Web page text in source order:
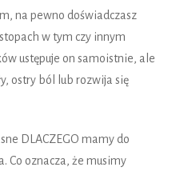
na pewno doświadczasz
w tym czy innym
ustępuje on samoistnie, ale
ostry ból lub rozwija się
DLACZEGO mamy do
Co oznacza, że musimy